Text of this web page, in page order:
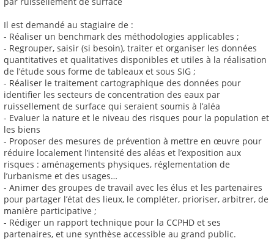
Il est demandé au stagiaire de :
- Réaliser un benchmark des méthodologies applicables ;
- Regrouper, saisir (si besoin), traiter et organiser les données
quantitatives et qualitatives disponibles et utiles à la réalisation
de l’étude sous forme de tableaux et sous SIG ;
- Réaliser le traitement cartographique des données pour
identifier les secteurs de concentration des eaux par
ruissellement de surface qui seraient soumis à l’aléa
- Evaluer la nature et le niveau des risques pour la population et
les biens
- Proposer des mesures de prévention à mettre en œuvre pour
réduire localement l’intensité des aléas et l’exposition aux
risques : aménagements physiques, réglementation de
l’urbanisme et des usages…
- Animer des groupes de travail avec les élus et les partenaires
pour partager l’état des lieux, le compléter, prioriser, arbitrer, de
manière participative ;
- Rédiger un rapport technique pour la CCPHD et ses
partenaires, et une synthèse accessible au grand public.